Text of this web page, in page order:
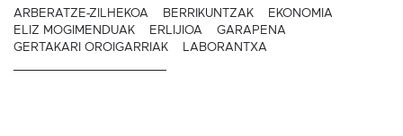
ARBERATZE-ZILHEKOA BERRIKUNTZAK
EKONOMIA
ELIZ MOGIMENDUAK
ERLIJIOA
GARAPENA
GERTAKARI OROIGARRIAK
LABORANTXA